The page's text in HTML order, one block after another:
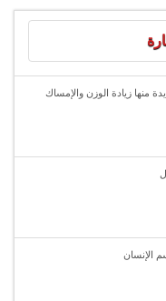
منها زيادة الوزن والإمساك
الإنسان